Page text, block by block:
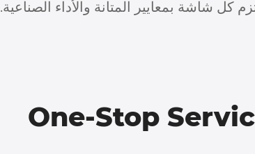
كل شاشة بمعايير المتانة والأداء الصناعية.
One-Stop